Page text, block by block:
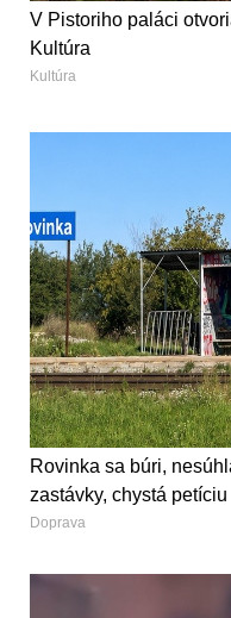
V Pistoriho paláci
Kultúra
Kultúra
Rovinka sa búri,
zastávky, chystá petíciu
Doprava